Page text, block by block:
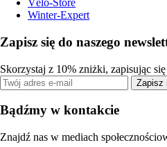
Vélo-Store
Winter-Expert
Zapisz się do naszego
Skorzystaj z 10% zniżki, zapisując
Zapisz
Bądźmy w kontakcie
Znajdź nas w mediach